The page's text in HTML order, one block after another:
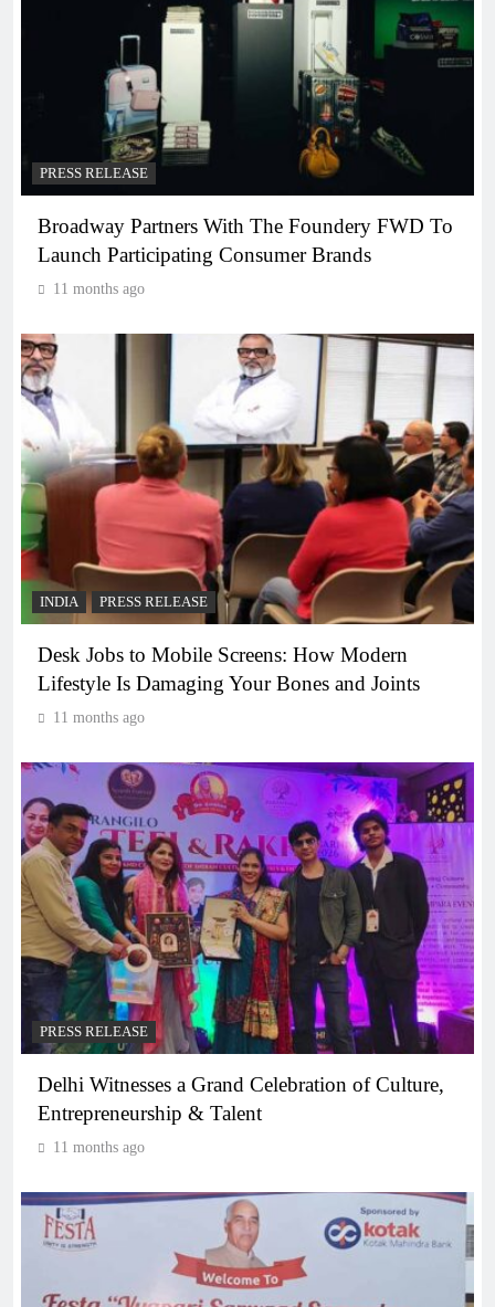
PRESS RELEASE
Broadway Partners With The Foundery FWD To
Launch Participating Consumer Brands
11 months ago
INDIA PRESS RELEASE
Desk Jobs to Mobile Screens: How Modern
Lifestyle Is Damaging Your Bones and Joints
11 months ago
PRESS RELEASE
Delhi Witnesses a Grand Celebration of Culture,
Entrepreneurship & Talent
11 months ago